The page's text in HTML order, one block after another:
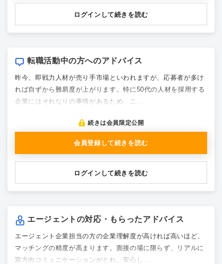
ログインして続きを読む
転職活動中の方へのアドバイス
昨今、即戦力人材が売り手市場といわれますが、応募者が多け
れば自ずから難易度が上がります。特に50代の人材を採用する
企業にはそれなりの事情があるため、ニ…
続きは会員限定公開
会員登録して続きを読む
ログインして続きを読む
エージェントの対応・もらったアドバイス
エージェント企業担当の方の企業理解度が高ければ高いほど、
マッチングの精度が高まります。面接の場に限らず、リアルに
双方向コミュニケーションがとれ、安心し…